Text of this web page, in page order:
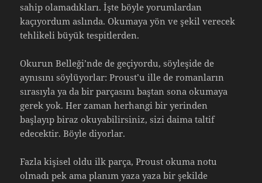
sahip olamadıkları. İşte böyle yorumlardan
kaçıyordum aslında. Okumaya yön ve şekil verecek
tehlikeli büyük tespitlerden.
Okurun Belleği’nde de geçiyordu, söyleşide de
aynısını söylüyorlar: Proust’u ille de romanların
sırasıyla ya da bir parçasını baştan sona okumaya
gerek yok. Her zaman herhangi bir yerinden
başlayıp biraz okuyabilirsiniz, sizi daima taltif
edecektir. Böyle diyorlar.
Fazla kişisel oldu ilk parça, Proust okuma notu
olmadı pek ama planım yaza yaza bir şekilde